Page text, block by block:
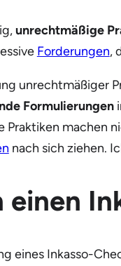
unrechtmäßige
Forderungen,
unrechtmäßiger
Formulierungen
Praktiken machen
nach sich ziehen.
einen
eines Inkasso-